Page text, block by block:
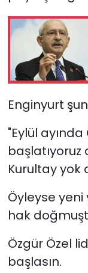
Enginyurt
"Eylül
Kurultay yok
Öyleyse
hak
Özgür Özel
başlasın.